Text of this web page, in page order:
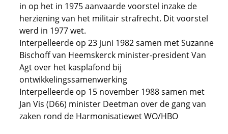
in op het in 1975 aanvaarde voorstel inzake de
herziening van het militair strafrecht. Dit voorstel
werd in 1977 wet.
Interpelleerde op 23 juni 1982 samen met Suzanne
Bischoff van Heemskerck minister-president Van
Agt over het kasplafond bij
ontwikkelingssamenwerking
Interpelleerde op 15 november 1988 samen met
Jan Vis (D66) minister Deetman over de gang van
zaken rond de Harmonisatiewet WO/HBO